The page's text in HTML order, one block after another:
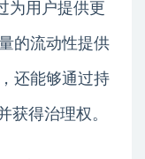
为用户提供更
的流动性提供
还能够通过持
获得治理权。